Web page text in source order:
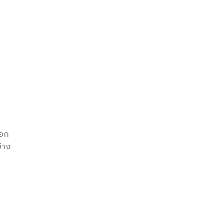
ก
ง